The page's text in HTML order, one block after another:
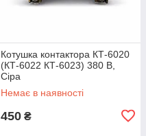
Котушка контактора КТ-6020
(КТ-6022 КТ-6023) 380 В,
Сіра
Немає в наявності
450 ₴